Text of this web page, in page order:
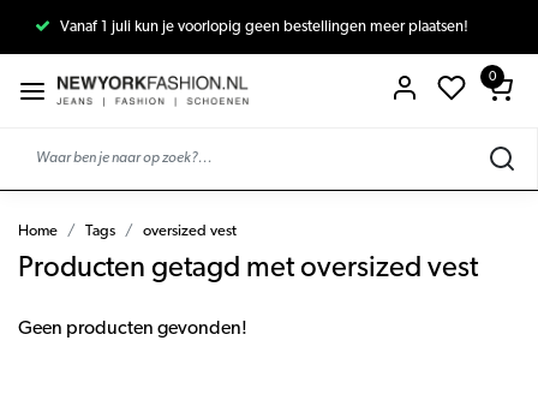
Vanaf 1 juli kun je voorlopig geen bestellingen meer plaatsen!
0
Home Tags oversized vest
Producten getagd met oversized vest
Geen producten gevonden!